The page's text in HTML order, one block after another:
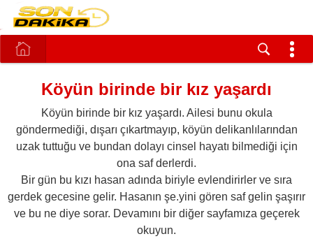
Köyün birinde bir kız yaşardı
Köyün birinde bir kız yaşardı. Ailesi bunu okula
göndermediği, dışarı çıkartmayıp, köyün delikanlılarından
uzak tuttuğu ve bundan dolayı cinsel hayatı bilmediği için
ona saf derlerdi.
Bir gün bu kızı hasan adında biriyle evlendirirler ve sıra
gerdek gecesine gelir. Hasanın şe.yini gören saf gelin şaşırır
ve bu ne diye sorar. Devamını bir diğer sayfamıza geçerek
okuyun.